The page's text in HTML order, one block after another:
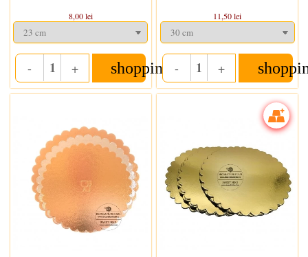
8,00 lei
- Quantity
+ shopping_cart
11,50 lei
- Quantity
+